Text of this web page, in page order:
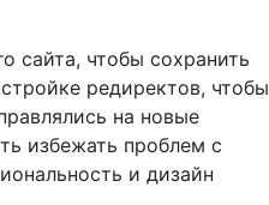
сайта, чтобы сохранить
редиректов, чтобы
на новые
избежать проблем с
и дизайн